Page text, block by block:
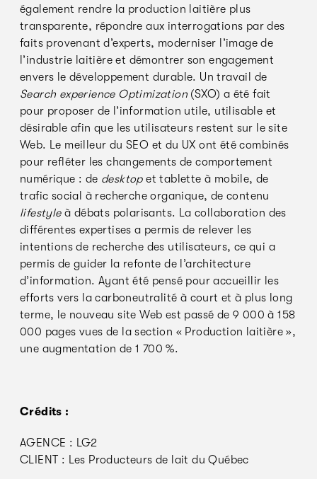
également rendre la production laitière plus
transparente, répondre aux interrogations par des
faits provenant d’experts, moderniser l’image de
l’industrie laitière et démontrer son engagement
envers le développement durable. Un travail de
Search experience Optimization (SXO) a été fait
pour proposer de l’information utile, utilisable et
désirable afin que les utilisateurs restent sur le site
Web. Le meilleur du SEO et du UX ont été combinés
pour refléter les changements de comportement
numérique : de desktopet tablette à mobile, de
trafic social à recherche organique, de contenu
lifestyleà débats polarisants. La collaboration des
différentes expertises a permis de relever les
intentions de recherche des utilisateurs, ce qui a
permis de guider la refonte de l’architecture
d’information. Ayant été pensé pour accueillir les
efforts vers la carboneutralité à court et à plus long
terme, le nouveau site Web est passé de 9 000 à 158
000 pages vues de la section « Production laitière »,
une augmentation de 1 700 %.
Crédits :
AGENCE : LG2
CLIENT : Les Producteurs de lait du Québec